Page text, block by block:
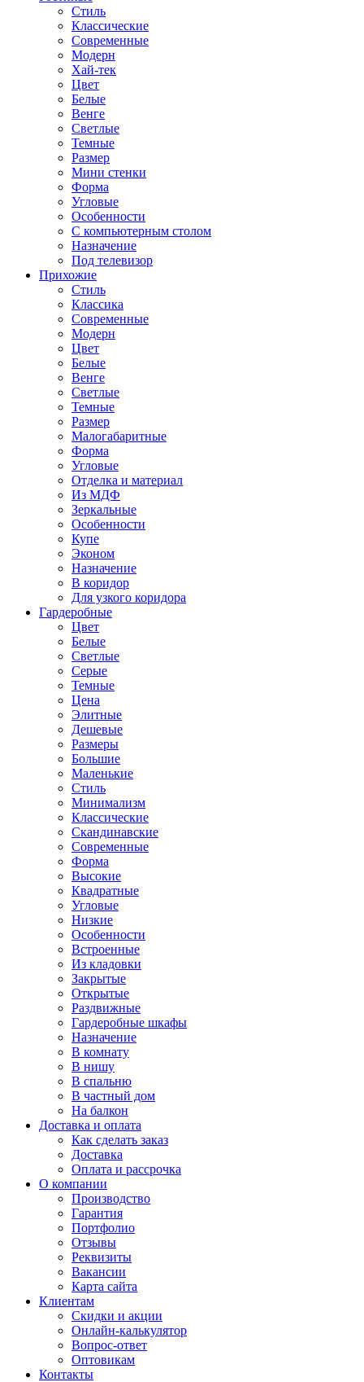
Стиль
Классические
Современные
Модерн
Хай-тек
Цвет
Белые
Венге
Светлые
Темные
Размер
Мини стенки
Форма
Угловые
Особенности
С компьютерным столом
Назначение
Под телевизор
Прихожие
Стиль
Классика
Современные
Модерн
Цвет
Белые
Венге
Светлые
Темные
Размер
Малогабаритные
Форма
Угловые
Отделка и материал
Из МДФ
Зеркальные
Особенности
Купе
Эконом
Назначение
В коридор
Для узкого коридора
Гардеробные
Цвет
Белые
Светлые
Серые
Темные
Цена
Элитные
Дешевые
Размеры
Большие
Маленькие
Стиль
Минимализм
Классические
Скандинавские
Современные
Форма
Высокие
Квадратные
Угловые
Низкие
Особенности
Встроенные
Из кладовки
Закрытые
Открытые
Раздвижные
Гардеробные шкафы
Назначение
В комнату
В нишу
В спальню
В частный дом
На балкон
Доставка и оплата
Как сделать заказ
Доставка
Оплата и рассрочка
О компании
Производство
Гарантия
Портфолио
Отзывы
Реквизиты
Вакансии
Карта сайта
Клиентам
Скидки и акции
Онлайн-калькулятор
Вопрос-ответ
Оптовикам
Контакты